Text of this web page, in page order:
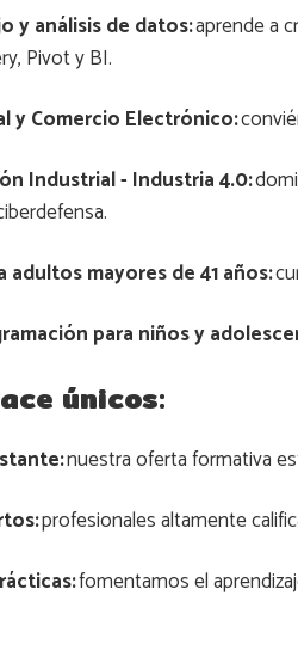
y análisis de datos:aprende a
Pivot y BI.
y Comercio Electrónico:
Industrial - Industria 4.0:
mayores de 41 años:
para niños y
únicos:
nuestra oferta formativa
profesionales altamente
fomentamos el